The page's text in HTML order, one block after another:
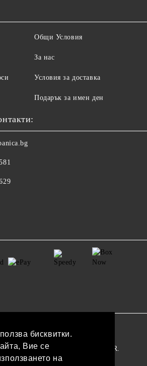
бисквитки.
Вие се
на
Общи Условия
За нас
Условия за доставка
Подарък за имен ден
е 100% съобразен с GDPR.